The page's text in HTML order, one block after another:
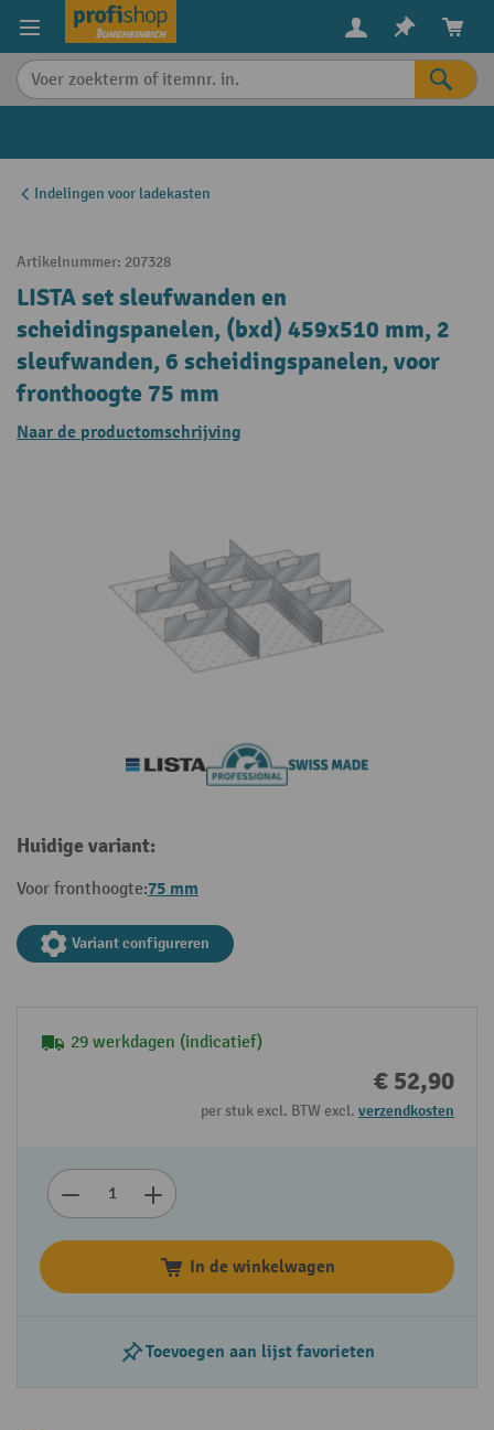
content
Indelingen voor ladekasten
Artikelnummer: 207328
LISTA set sleufwanden en
scheidingspanelen, (bxd) 459x510 mm, 2
sleufwanden, 6 scheidingspanelen, voor
fronthoogte 75 mm
Naar de productomschrijving
Huidige variant:
Voor fronthoogte:75 mm
Variant configureren
29 werkdagen (indicatief)
€ 52,90
per stuk excl. BTW excl. verzendkosten
In de winkelwagen
Toevoegen aan lijst favorieten